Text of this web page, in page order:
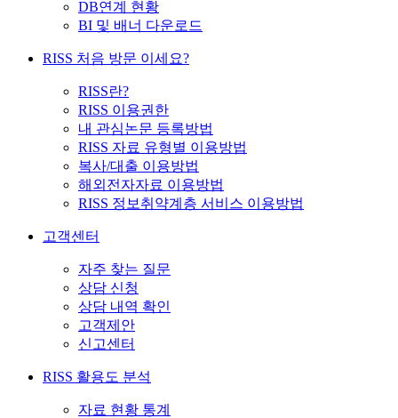
DB연계 현황
BI 및 배너 다운로드
RISS 처음 방문 이세요?
RISS란?
RISS 이용권한
내 관심논문 등록방법
RISS 자료 유형별 이용방법
복사/대출 이용방법
해외전자자료 이용방법
RISS 정보취약계층 서비스 이용방법
고객센터
자주 찾는 질문
상담 신청
상담 내역 확인
고객제안
신고센터
RISS 활용도 분석
자료 현황 통계